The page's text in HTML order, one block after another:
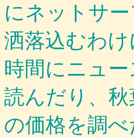
にネットサ
洒落込むわ
時間にニュー
読んだり、
の価格を調